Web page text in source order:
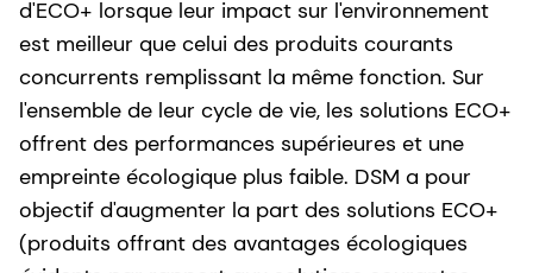
d'ECO+ lorsque leur impact sur l'environnement
est meilleur que celui des produits courants
concurrents remplissant la même fonction. Sur
l'ensemble de leur cycle de vie, les solutions ECO+
offrent des performances supérieures et une
empreinte écologique plus faible. DSM a pour
objectif d'augmenter la part des solutions ECO+
(produits offrant des avantages écologiques